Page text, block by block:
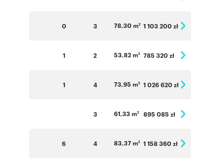
0 3 78,30 m2 1 103 200 zł
1 2 53,82 m2 785 320 zł
1 4 73,95 m2 1 026 620 zł
3 61,33 m2 895 085 zł
6 4 83,37 m2 1 158 360 zł